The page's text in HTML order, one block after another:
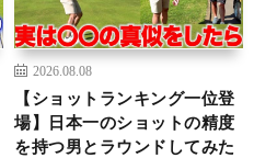
2026.08.08
【ショットランキング一位登
場】日本一のショットの精度
を持つ男とラウンドしてみた